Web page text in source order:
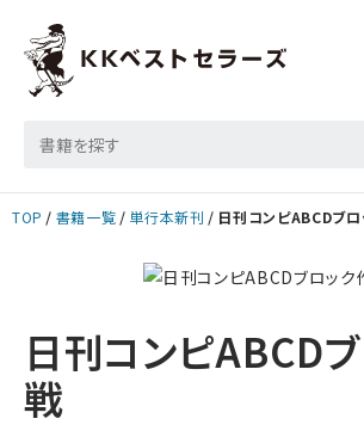
TOP 書籍一覧 単行本新刊 日刊コンピABCDブ
日刊コンピABCD
戦